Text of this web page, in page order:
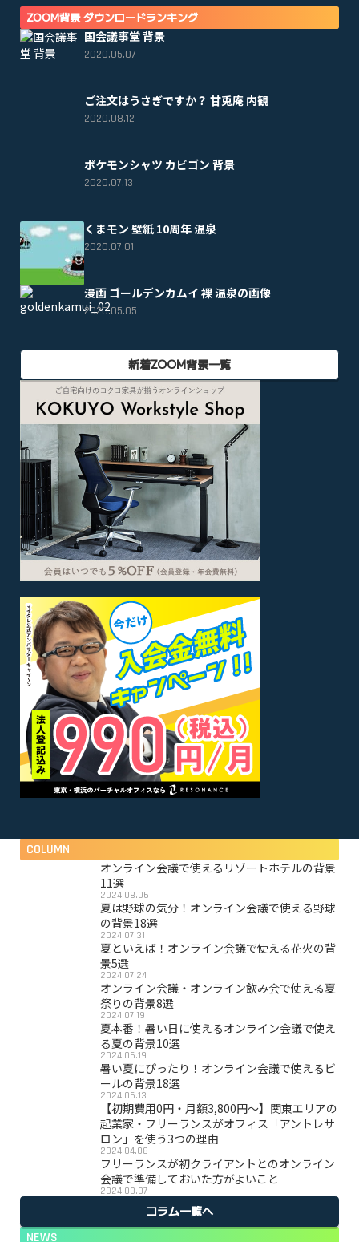
ZOOM背景 ダウンロードランキング
国会議事堂 背景
2020.05.07
ご注文はうさぎですか？ 甘兎庵 内観
2020.08.12
ポケモンシャツ カビゴン 背景
2020.07.13
くまモン 壁紙 10周年 温泉
2020.07.01
漫画 ゴールデンカムイ 裸 温泉の画像
2020.05.05
新着ZOOM背景一覧
COLUMN
オンライン会議で使えるリゾートホテルの背景
11選
2024.08.06
夏は野球の気分！オンライン会議で使える野球
の背景18選
2024.07.31
夏といえば！オンライン会議で使える花火の背
景5選
2024.07.24
オンライン会議・オンライン飲み会で使える夏
祭りの背景8選
2024.07.19
夏本番！暑い日に使えるオンライン会議で使え
る夏の背景10選
2024.06.19
暑い夏にぴったり！オンライン会議で使えるビ
ールの背景18選
2024.06.13
【初期費用0円・月額3,800円〜】関東エリアの
起業家・フリーランスがオフィス「アントレサ
ロン」を使う3つの理由
2024.04.08
フリーランスが初クライアントとのオンライン
会議で準備しておいた方がよいこと
2024.03.07
コラム一覧へ
NEWS